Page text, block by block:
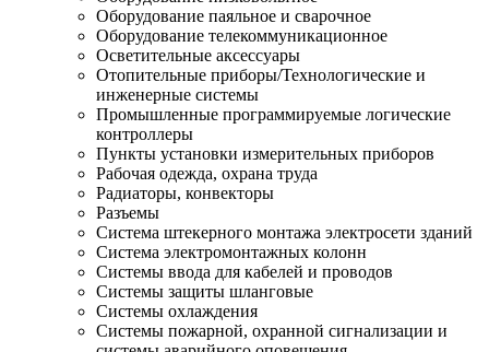
Оборудование паяльное и сварочное
Оборудование телекоммуникационное
Осветительные аксессуары
Отопительные приборы/Технологические и
инженерные системы
Промышленные программируемые логические
контроллеры
Пункты установки измерительных приборов
Рабочая одежда, охрана труда
Радиаторы, конвекторы
Разъемы
Система штекерного монтажа электросети зданий
Система электромонтажных колонн
Системы ввода для кабелей и проводов
Системы защиты шланговые
Системы охлаждения
Системы пожарной, охранной сигнализации и